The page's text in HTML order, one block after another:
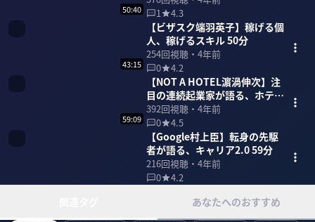
1
4.3
50:40
【ビザスク端羽英子】稼げる個
人、稼げるスキル 50分
254回視聴・ 4年前
0
4.2
43:15
【NOT A HOTEL濵渦伸次】注
目の連続起業家が語る、ホテ
ル・住宅のDX 43分
392回視聴・ 4年前
0
4.5
59:09
【Google村上臣】転身の先駆
者が語る、キャリア2.0 59分
216回視聴・ 4年前
0
4.2
あなたへのおすすめ